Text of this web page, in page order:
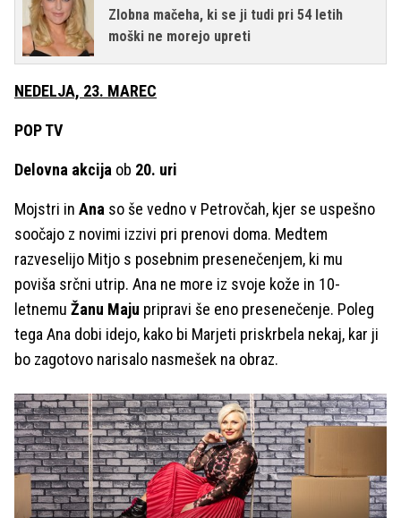
Zlobna mačeha, ki se ji tudi pri 54 letih
moški ne morejo upreti
NEDELJA, 23. MAREC
POP TV
Delovna akcija ob 20. uri
Mojstri in Ana so še vedno v Petrovčah, kjer se uspešno
soočajo z novimi izzivi pri prenovi doma. Medtem
razveselijo Mitjo s posebnim presenečenjem, ki mu
poviša srčni utrip. Ana ne more iz svoje kože in 10-
letnemu Žanu Maju pripravi še eno presenečenje. Poleg
tega Ana dobi idejo, kako bi Marjeti priskrbela nekaj, kar ji
bo zagotovo narisalo nasmešek na obraz.